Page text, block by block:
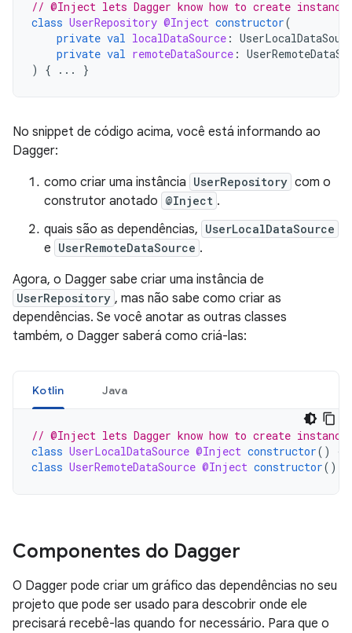
// @Inject lets Dagger know how to create
class UserRepository @Inject constructor(
private val localDataSource :
private val remoteDataSource :
)
{ ... }
No snippet de código acima, você está informando ao
Dagger:
como criar uma instância UserRepository com o
construtor anotado @Inject .
quais são as dependências, UserLocalDataSource
e UserRemoteDataSource .
Agora, o Dagger sabe criar uma instância de
UserRepository , mas não sabe como criar as
dependências. Se você anotar as outras classes
também, o Dagger saberá como criá-las:
Kotlin Java
// @Inject lets Dagger know how to create
class UserLocalDataSource @Inject constructor() {
class UserRemoteDataSource @Inject constructor()
Componentes do Dagger
O Dagger pode criar um gráfico das dependências no seu
projeto que pode ser usado para descobrir onde ele
precisará recebê-las quando for necessário. Para que o